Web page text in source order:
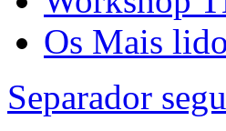
Os Mais
Separador